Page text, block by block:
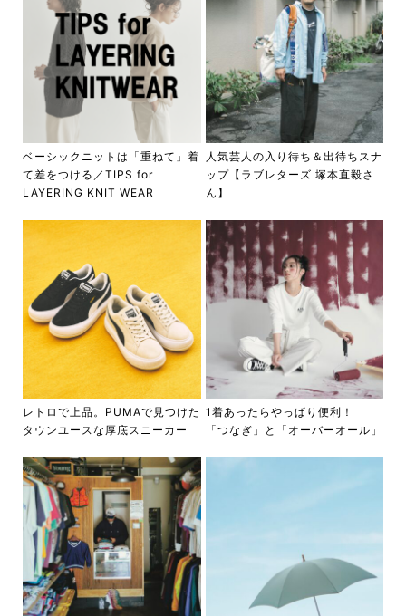
ベーシックニットは「重ねて」着
て差をつける／TIPS for
LAYERING KNIT WEAR
人気芸人の入り待ち＆出待ちスナ
ップ【ラブレターズ 塚本直毅さ
ん】
レトロで上品。PUMAで見つけた
タウンユースな厚底スニーカー
1着あったらやっぱり便利！
「つなぎ」と「オーバーオール」